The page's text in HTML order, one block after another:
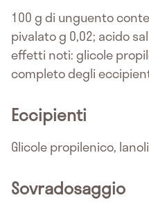
100 g di unguento
pivalato g 0,02; acido
effetti noti: glicole
completo degli
Eccipienti
Glicole propilenico,
Sovradosaggio